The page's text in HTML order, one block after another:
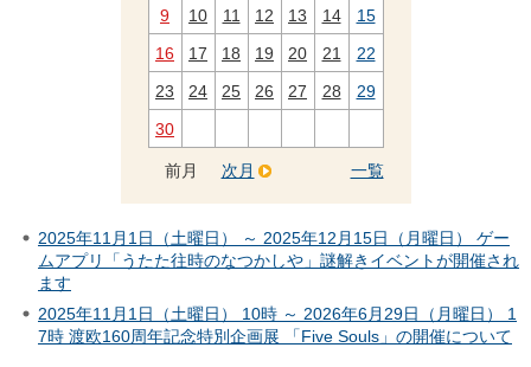
9
10 11 12 13 14
15
16
17 18 19 20 21
22
23
24 25 26 27 28
29
30
前月 一覧
次月
2025年11月1日（土曜日） ～ 2025年12月15日（月曜日） ゲー
ムアプリ「うたた往時のなつかしや」謎解きイベントが開催され
ます
2025年11月1日（土曜日） 10時 ～ 2026年6月29日（月曜日） 1
7時 渡欧160周年記念特別企画展 「Five Souls」の開催について